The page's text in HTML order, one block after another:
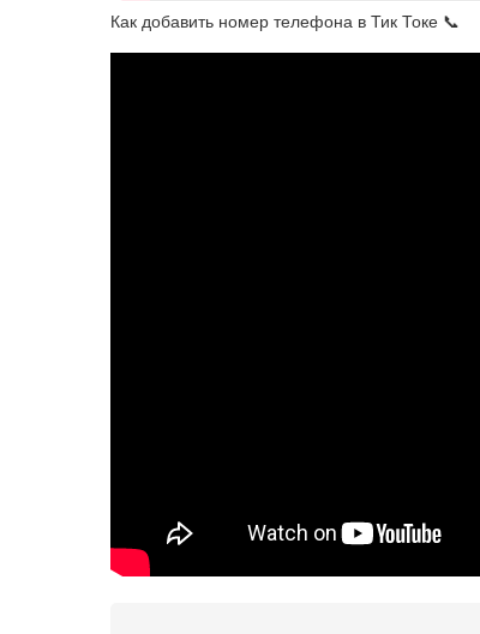
Как добавить номер телефона в Тик Токе 📞